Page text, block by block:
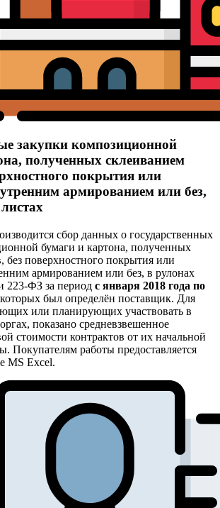
закупки композиционной
полученных склеиванием
покрытия или
армированием или без,
сбор данных о государственных
бумаги и картона, полученных
без поверхностного покрытия или
армированием или без, в рулонах
223-ФЗ за период с января 2018 года по
был определён поставщик. Для
или планирующих участвовать в
показано средневзвешенное
стоимости контрактов от их начальной
Покупателям работы предоставляется
MS Excel.